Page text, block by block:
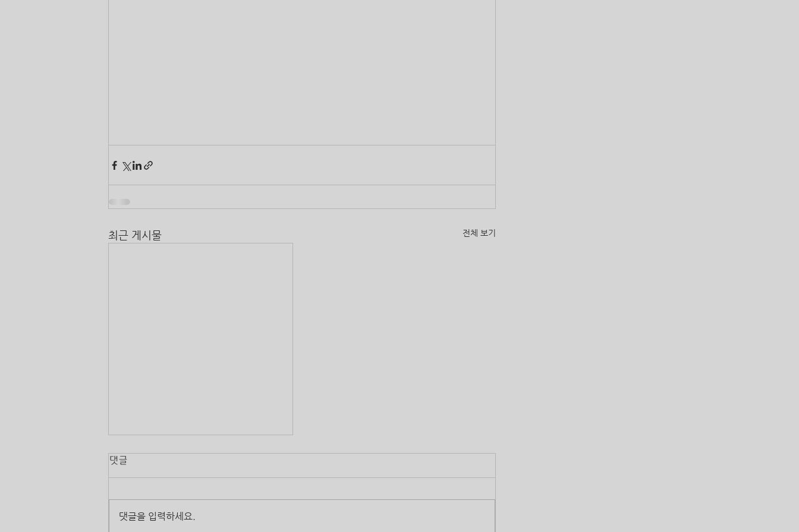
최근 게시물 전체 보기
댓글
댓글을 입력하세요.